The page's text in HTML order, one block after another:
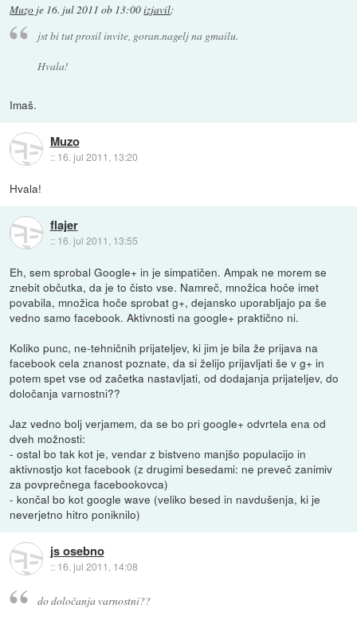
Muzo je 16. jul 2011 ob 13:00izjavil:
jst bi tut prosil invite, goran.nagelj na gmailu.
Hvala!
Imaš.
Muzo
:: 16. jul 2011, 13:20
Hvala!
flajer
:: 16. jul 2011, 13:55
Eh, sem sprobal Google+ in je simpatičen. Ampak ne morem se
znebit občutka, da je to čisto vse. Namreč, množica hoče imet
povabila, množica hoče sprobat g+, dejansko uporabljajo pa še
vedno samo facebook. Aktivnosti na google+ praktično ni.
Koliko punc, ne-tehničnih prijateljev, ki jim je bila že prijava na
facebook cela znanost poznate, da si želijo prijavljati še v g+ in
potem spet vse od začetka nastavljati, od dodajanja prijateljev, do
določanja varnostni??
Jaz vedno bolj verjamem, da se bo pri google+ odvrtela ena od
dveh možnosti:
- ostal bo tak kot je, vendar z bistveno manjšo populacijo in
aktivnostjo kot facebook (z drugimi besedami: ne preveč zanimiv
za povprečnega facebookovca)
- končal bo kot google wave (veliko besed in navdušenja, ki je
neverjetno hitro poniknilo)
js osebno
:: 16. jul 2011, 14:08
do določanja varnostni??